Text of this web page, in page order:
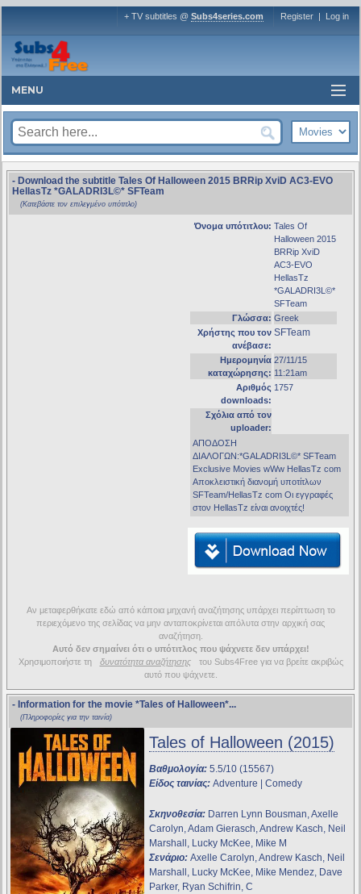
+ TV subtitles @ Subs4series.com Register | Log in
MENU
- Download the subtitle Tales Of Halloween 2015 BRRip XviD AC3-EVO
HellasTz *GALADRI3L©* SFTeam
(Κατεβάστε τον επιλεγμένο υπότιτλο)
Όνομα υπότιτλου: Tales Of
Halloween 2015
BRRip XviD
AC3-EVO
HellasTz
*GALADRI3L©*
SFTeam
Γλώσσα: Greek
Χρήστης που τον
ανέβασε:
SFTeam
Ημερομηνία
καταχώρησης:
27/11/15
11:21am
Αριθμός
downloads:
1757
Σχόλια από τον
uploader:
ΑΠΟΔΟΣΗ
ΔΙΑΛΟΓΩΝ:*GALADRI3L©* SFTeam
Exclusive Movies wWw HellasTz com
Αποκλειστική διανομή υποτίτλων
SFTeam/HellasTz com Οι εγγραφές
στον HellasTz είναι ανοιχτές!
Αν μεταφερθήκατε εδώ από κάποια μηχανή αναζήτησης υπάρχει περίπτωση το
περιεχόμενο της σελίδας να μην ανταποκρίνεται απόλυτα στην αρχική σας
αναζήτηση.
Αυτό δεν σημαίνει ότι ο υπότιτλος που ψάχνετε δεν υπάρχει!
Χρησιμοποιήστε τη
δυνατότητα αναζήτησης
του Subs4Free για να βρείτε ακριβώς
αυτό που ψάχνετε.
- Information for the movie *Tales of Halloween*...
(Πληροφορίες για την ταινία)
Tales of Halloween (2015)
Βαθμολογία: 5.5/10 (15567)
Είδος ταινίας: Adventure | Comedy
Σκηνοθεσία: Darren Lynn Bousman, Axelle
Carolyn, Adam Gierasch, Andrew Kasch, Neil
Marshall, Lucky McKee, Mike M
Σενάριο: Axelle Carolyn, Andrew Kasch, Neil
Marshall, Lucky McKee, Mike Mendez, Dave
Parker, Ryan Schifrin, C